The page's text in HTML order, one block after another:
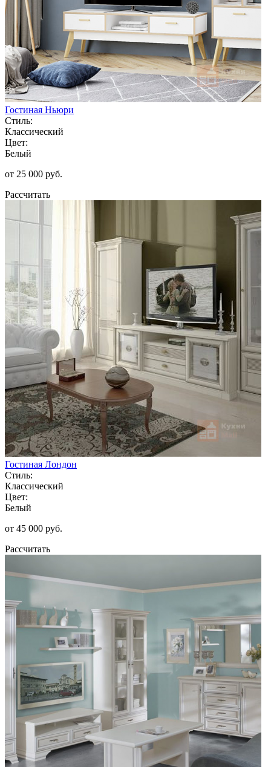
Гостиная Ньюри
Стиль:
Классический
Цвет:
Белый
от 25 000 руб.
Рассчитать
Гостиная Лондон
Стиль:
Классический
Цвет:
Белый
от 45 000 руб.
Рассчитать